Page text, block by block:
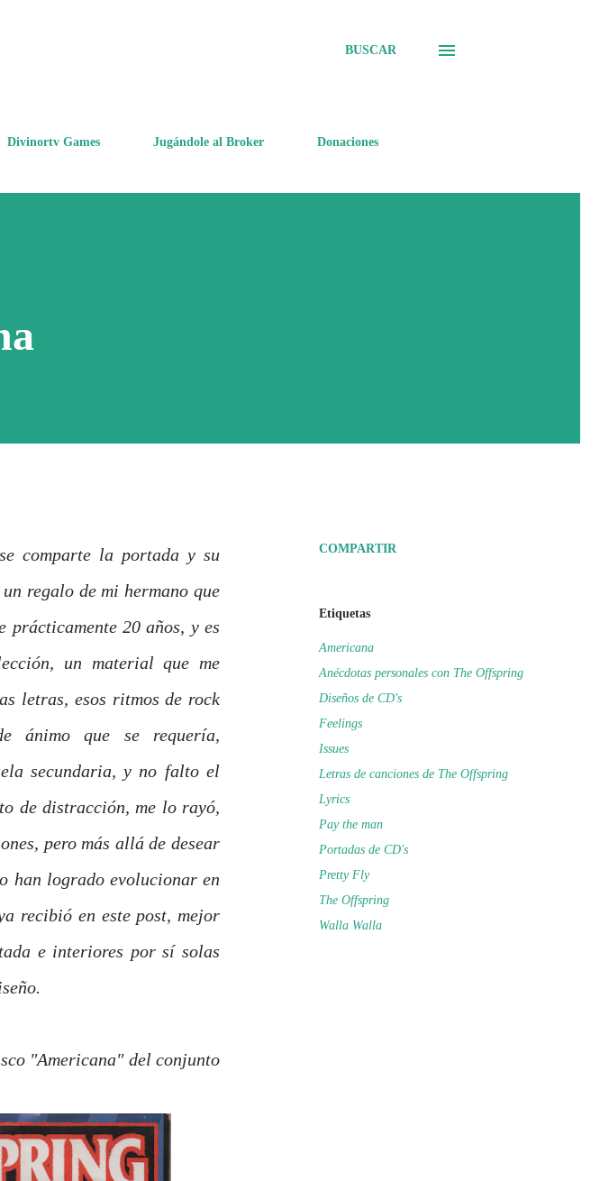
BUSCAR
Divinortv Games Jugándole al Broker Donaciones
comparte la portada y su
regalo de mi hermano que
prácticamente 20 años, y es
un material que me
letras, esos ritmos de rock
ánimo que se requería,
secundaria, y no falto el
de distracción, me lo rayó,
pero más allá de desear
han logrado evolucionar en
recibió en este post, mejor
e interiores por sí solas
"Americana" del conjunto
COMPARTIR
Etiquetas
Americana
Anécdotas personales con The Offspring
Diseños de CD's
Feelings
Issues
Letras de canciones de The Offspring
Lyrics
Pay the man
Portadas de CD's
Pretty Fly
The Offspring
Walla Walla